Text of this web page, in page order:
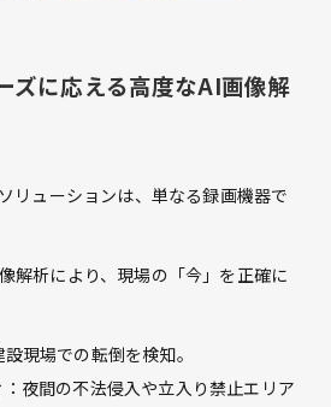
ズに応える高度なAI画像解
リューションは、単なる録画機器で
解析により、現場の「今」を正確に
現場での転倒を検知。
夜間の不法侵入や立入り禁止エリア